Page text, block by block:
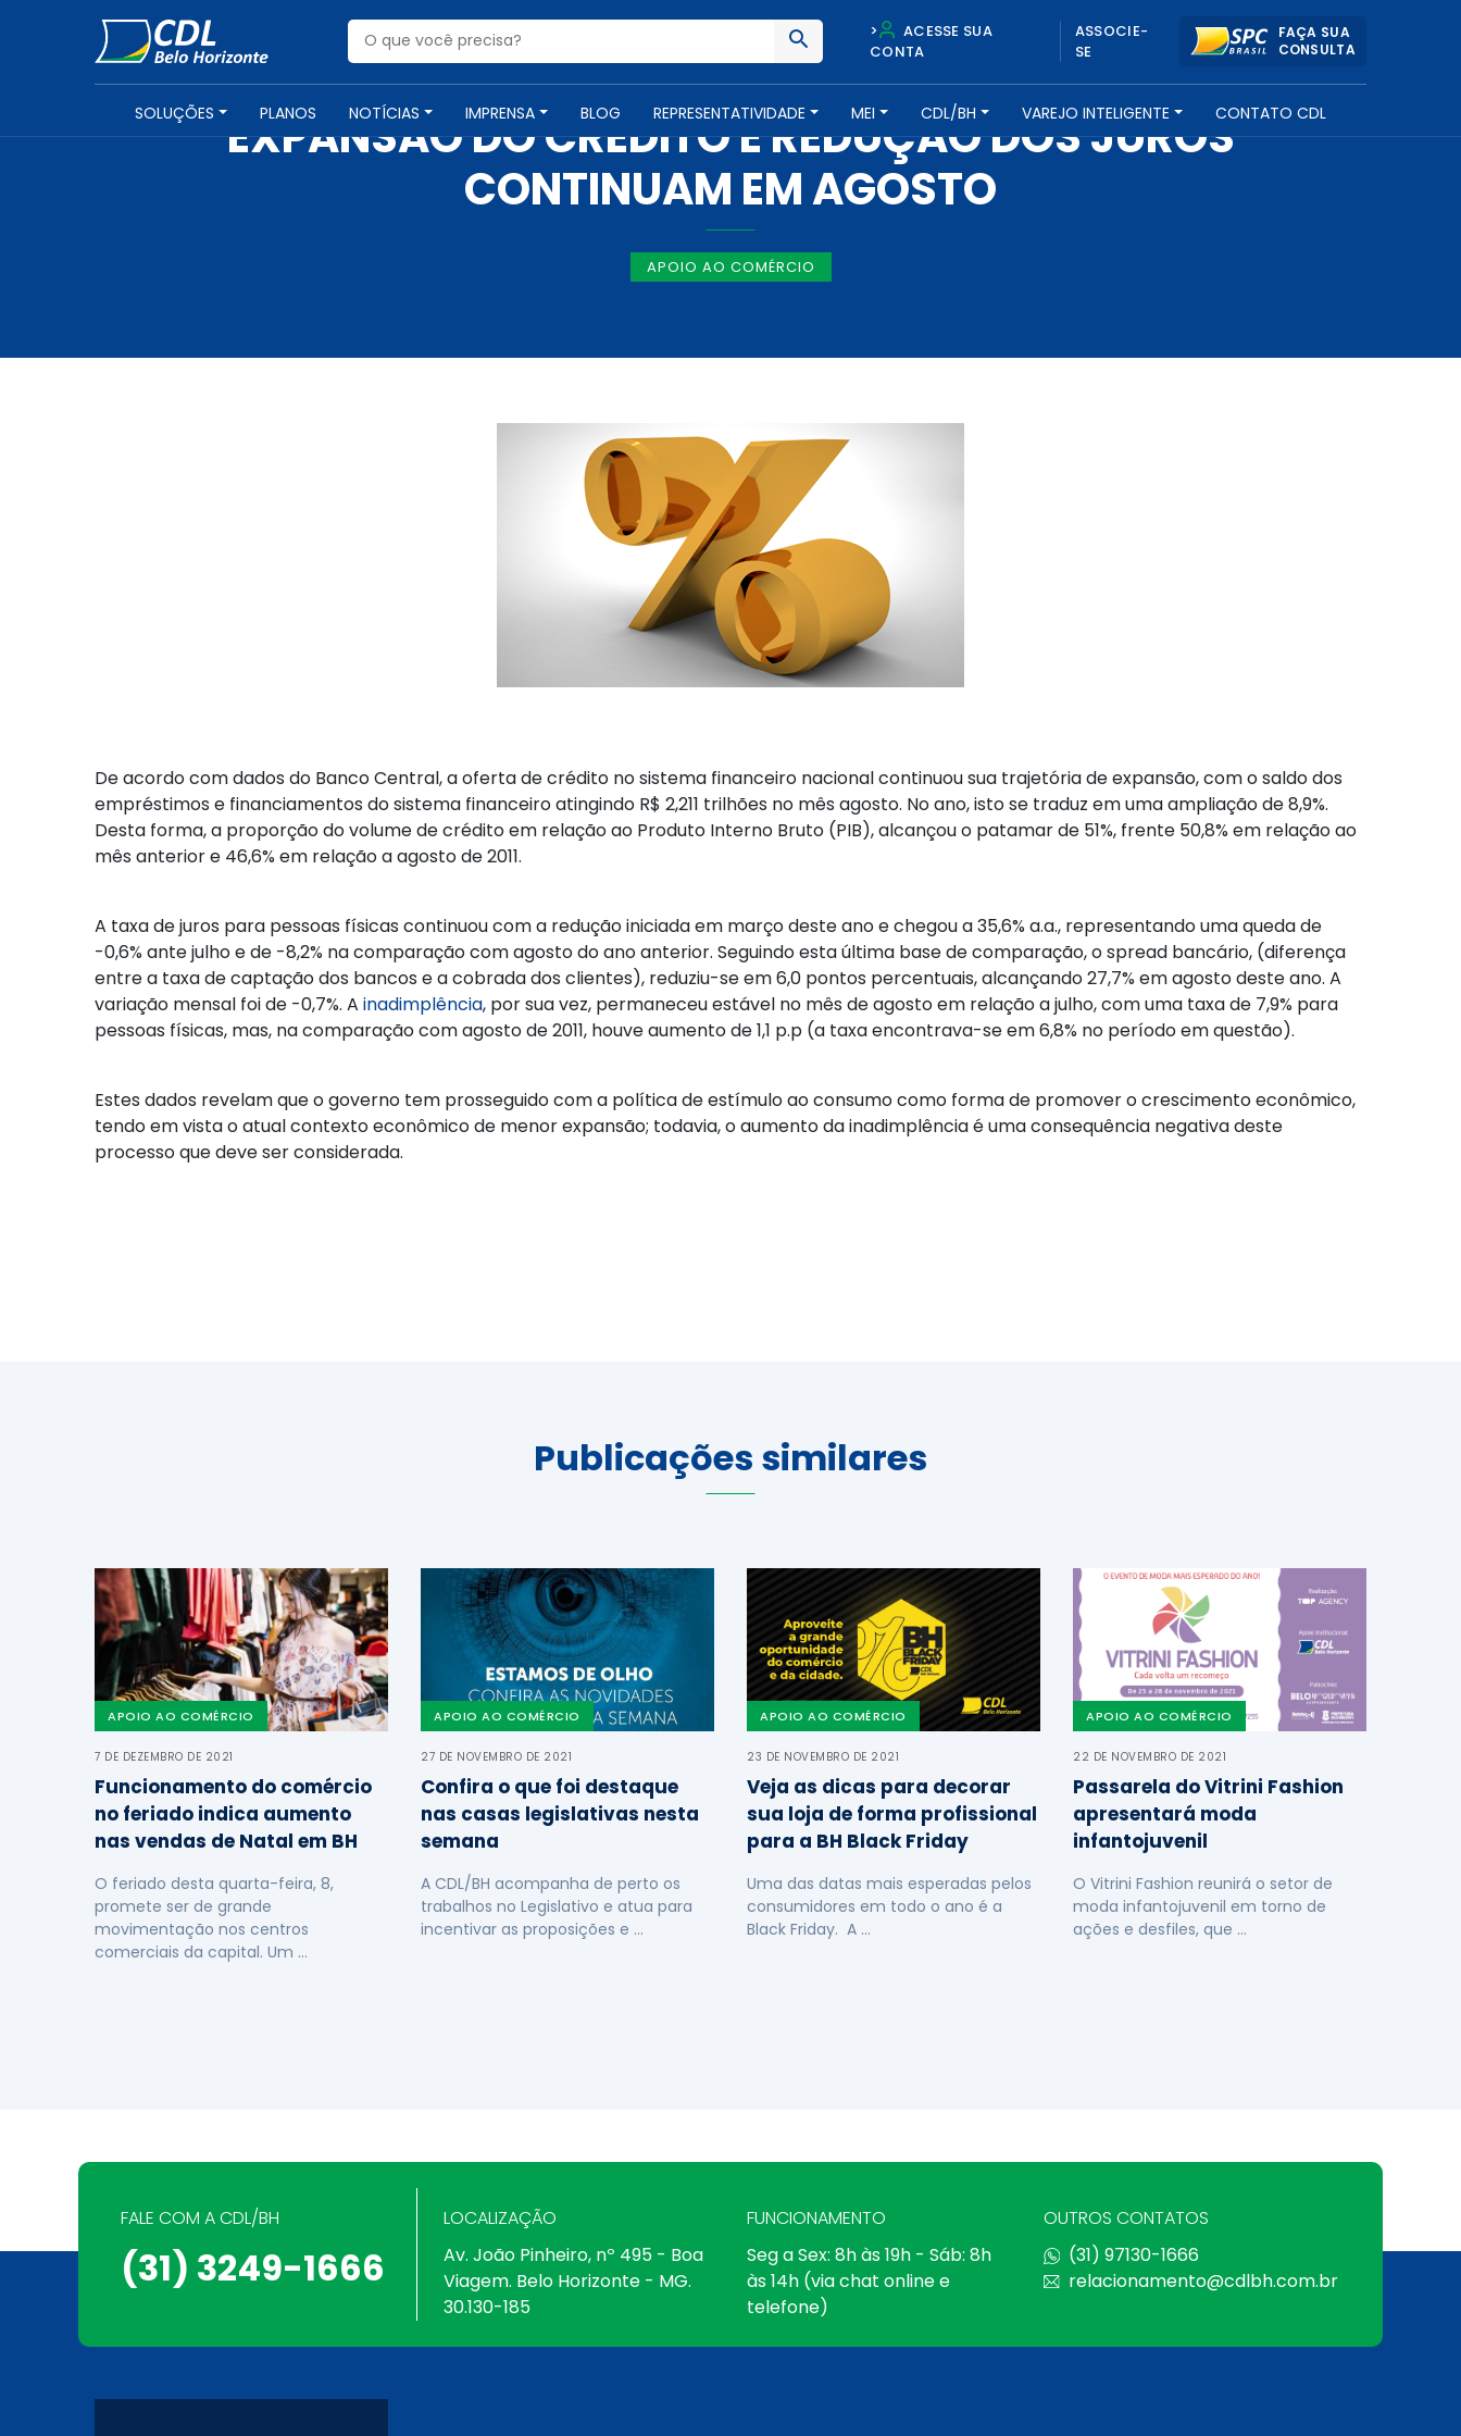
>
ACESSE SUA
CONTA
ASSOCIE-
SE
FAÇA SUA
CONSULTA
SOLUÇÕES PLANOS NOTÍCIAS IMPRENSA BLOG REPRESENTATIVIDADE MEI CDL/BH VAREJO INTELIGENTE CONTATO CDL
NOTÍCIAS -27 DE SETEMBRO DE 2012
EXPANSÃO DO CRÉDITO E REDUÇÃO DOS JUROS
CONTINUAM EM AGOSTO
APOIO AO COMÉRCIO
De acordo com dados do Banco Central, a oferta de crédito no sistema financeiro nacional continuou sua trajetória de expansão, com o saldo dos
empréstimos e financiamentos do sistema financeiro atingindo R$ 2,211 trilhões no mês agosto. No ano, isto se traduz em uma ampliação de 8,9%.
Desta forma, a proporção do volume de crédito em relação ao Produto Interno Bruto (PIB), alcançou o patamar de 51%, frente 50,8% em relação ao
mês anterior e 46,6% em relação a agosto de 2011.
A taxa de juros para pessoas físicas continuou com a redução iniciada em março deste ano e chegou a 35,6% a.a., representando uma queda de
-0,6% ante julho e de -8,2% na comparação com agosto do ano anterior. Seguindo esta última base de comparação, o spread bancário, (diferença
entre a taxa de captação dos bancos e a cobrada dos clientes), reduziu-se em 6,0 pontos percentuais, alcançando 27,7% em agosto deste ano. A
variação mensal foi de -0,7%. A inadimplência, por sua vez, permaneceu estável no mês de agosto em relação a julho, com uma taxa de 7,9% para
pessoas físicas, mas, na comparação com agosto de 2011, houve aumento de 1,1 p.p (a taxa encontrava-se em 6,8% no período em questão).
Estes dados revelam que o governo tem prosseguido com a política de estímulo ao consumo como forma de promover o crescimento econômico,
tendo em vista o atual contexto econômico de menor expansão; todavia, o aumento da inadimplência é uma consequência negativa deste
processo que deve ser considerada.
Publicações similares
APOIO AO COMÉRCIO
7 DE DEZEMBRO DE 2021
Funcionamento do comércio
no feriado indica aumento
nas vendas de Natal em BH
O feriado desta quarta-feira, 8,
promete ser de grande
movimentação nos centros
comerciais da capital. Um …
APOIO AO COMÉRCIO
27 DE NOVEMBRO DE 2021
Confira o que foi destaque
nas casas legislativas nesta
semana
A CDL/BH acompanha de perto os
trabalhos no Legislativo e atua para
incentivar as proposições e …
APOIO AO COMÉRCIO
23 DE NOVEMBRO DE 2021
Veja as dicas para decorar
sua loja de forma profissional
para a BH Black Friday
Uma das datas mais esperadas pelos
consumidores em todo o ano é a
Black Friday. A …
APOIO AO COMÉRCIO
22 DE NOVEMBRO DE 2021
Passarela do Vitrini Fashion
apresentará moda
infantojuvenil
O Vitrini Fashion reunirá o setor de
moda infantojuvenil em torno de
ações e desfiles, que …
FALE COM A CDL/BH
(31) 3249-1666
LOCALIZAÇÃO
Av. João Pinheiro, nº 495 - Boa
Viagem. Belo Horizonte - MG.
30.130-185
FUNCIONAMENTO
Seg a Sex: 8h às 19h - Sáb: 8h
às 14h (via chat online e
telefone)
OUTROS CONTATOS
(31) 97130-1666
relacionamento@cdlbh.com.br